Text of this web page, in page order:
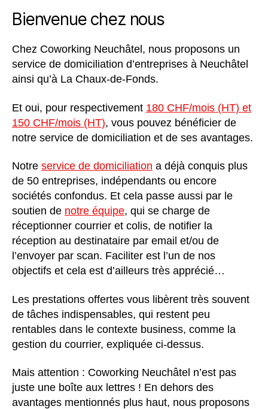
Bienvenue chez nous
Chez Coworking Neuchâtel, nous proposons un
service de domiciliation d’entreprises à Neuchâtel
ainsi qu’à La Chaux-de-Fonds.
Et oui, pour respectivement 180 CHF/mois (HT) et
150 CHF/mois (HT), vous pouvez bénéficier de
notre service de domiciliation et de ses avantages.
Notre service de domiciliation a déjà conquis plus
de 50 entreprises, indépendants ou encore
sociétés confondus. Et cela passe aussi par le
soutien de notre équipe, qui se charge de
réceptionner courrier et colis, de notifier la
réception au destinataire par email et/ou de
l’envoyer par scan. Faciliter est l’un de nos
objectifs et cela est d’ailleurs très apprécié…
Les prestations offertes vous libèrent très souvent
de tâches indispensables, qui restent peu
rentables dans le contexte business, comme la
gestion du courrier, expliquée ci-dessus.
Mais attention : Coworking Neuchâtel n’est pas
juste une boîte aux lettres ! En dehors des
avantages mentionnés plus haut, nous proposons